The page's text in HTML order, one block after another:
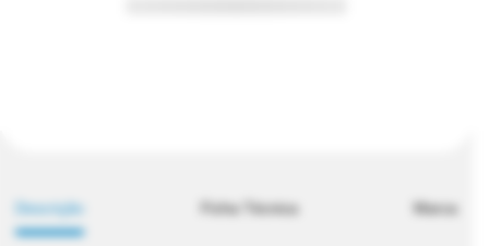
Descrição Ficha Técnica Marca